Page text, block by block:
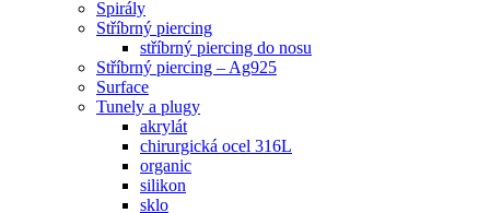
Spirály
Stříbrný piercing
stříbrný piercing do nosu
Stříbrný piercing – Ag925
Surface
Tunely a plugy
akrylát
chirurgická ocel 316L
organic
silikon
sklo